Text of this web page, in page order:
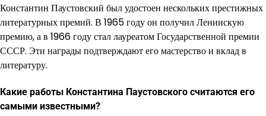
Константин Паустовский был удостоен нескольких престижных
литературных премий. В 1965 году он получил Ленинскую
премию, а в 1966 году стал лауреатом Государственной премии
СССР. Эти награды подтверждают его мастерство и вклад в
литературу.
Какие работы Константина Паустовского считаются его
самыми известными?